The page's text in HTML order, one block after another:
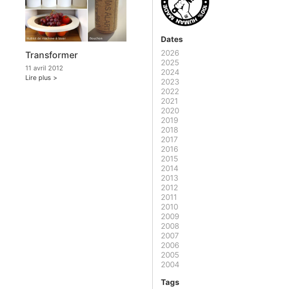
Transformer
11 avril 2012
Lire plus
Dates
2026
2025
2024
2023
2022
2021
2020
2019
2018
2017
2016
2015
2014
2013
2012
2011
2010
2009
2008
2007
2006
2005
2004
Tags